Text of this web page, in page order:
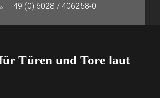
+49 (0) 6028 / 406258-0
Türen und Tore laut